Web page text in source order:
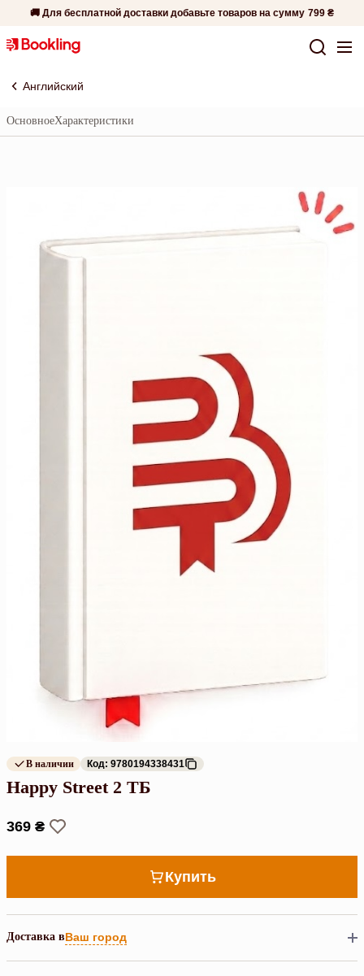
🚚 Для бесплатной доставки добавьте товаров на сумму 799 ₴
Английский
ОсновноеХарактеристики
В наличии Код: 9780194338431
Happy Street 2 ТБ
369 ₴
Купить
Доставка вВаш город